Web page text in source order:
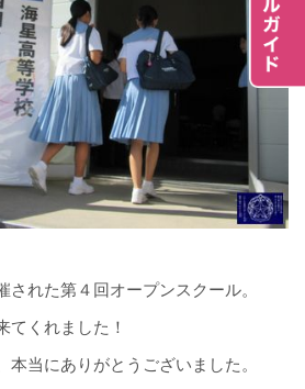
された第４回オープンスクール。
てくれました！
当にありがとうございました。